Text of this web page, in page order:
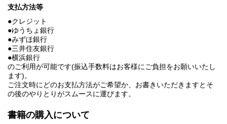
支払方法等
●クレジット
●ゆうちょ銀行
●みずほ銀行
●三井住友銀行
●横浜銀行
のご利用が可能です(振込手数料はお客様にご負担をお願いいたし
ます)。
ご注文時にどのお支払方法がご希望か、お書きいただきますとそ
の後のやりとりがスムースに運びます。
書籍の購入について